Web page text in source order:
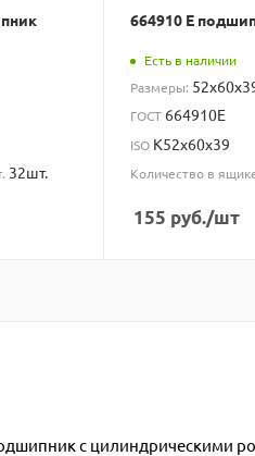
32шт.
664910 Е
Есть в наличии
Размеры:
ГОСТ 664910Е
ISO K52x60x39
Количество в
155 руб./шт
с цилиндрическими